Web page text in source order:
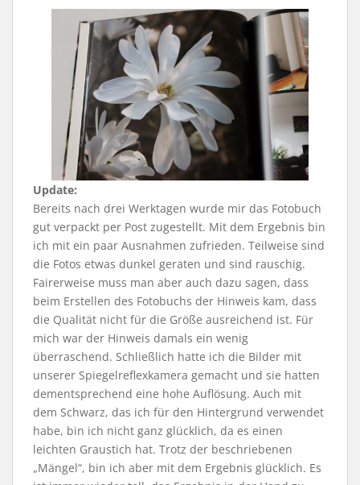
Update:
Bereits nach drei Werktagen wurde mir das Fotobuch
gut verpackt per Post zugestellt. Mit dem Ergebnis bin
ich mit ein paar Ausnahmen zufrieden. Teilweise sind
die Fotos etwas dunkel geraten und sind rauschig.
Fairerweise muss man aber auch dazu sagen, dass
beim Erstellen des Fotobuchs der Hinweis kam, dass
die Qualität nicht für die Größe ausreichend ist. Für
mich war der Hinweis damals ein wenig
überraschend. Schließlich hatte ich die Bilder mit
unserer Spiegelreflexkamera gemacht und sie hatten
dementsprechend eine hohe Auflösung. Auch mit
dem Schwarz, das ich für den Hintergrund verwendet
habe, bin ich nicht ganz glücklich, da es einen
leichten Graustich hat. Trotz der beschriebenen
„Mängel“, bin ich aber mit dem Ergebnis glücklich. Es